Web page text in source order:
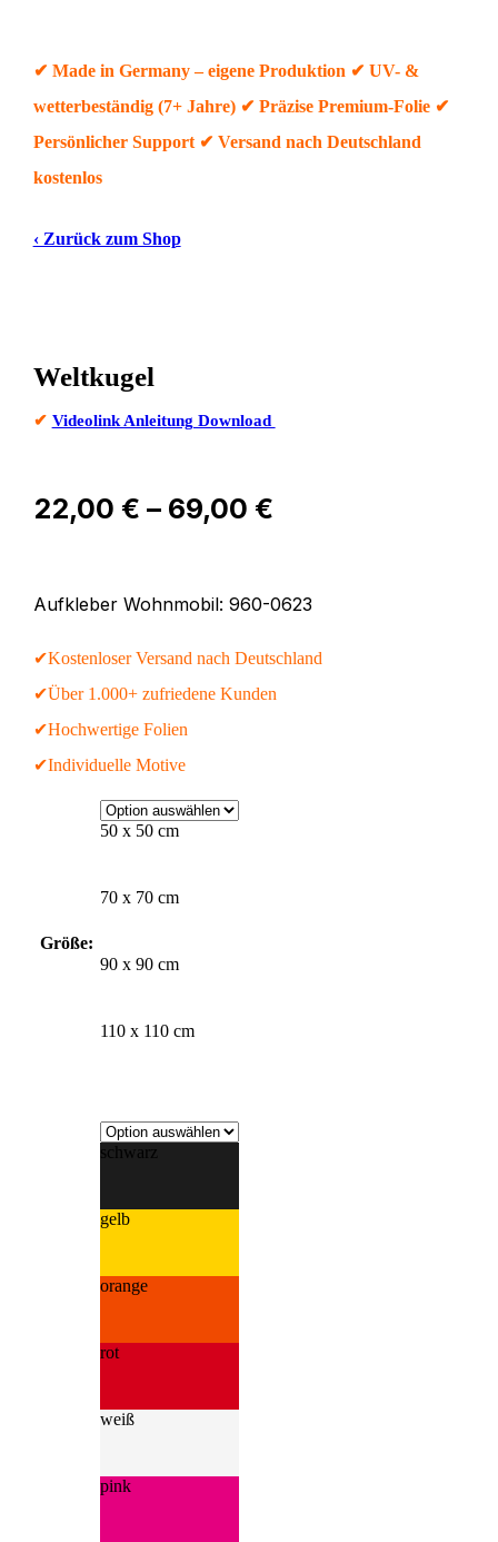
✔ Made in Germany – eigene Produktion ✔ UV- &
wetterbeständig (7+ Jahre) ✔ Präzise Premium-Folie ✔
Persönlicher Support ✔ Versand nach Deutschland
kostenlos
‹ Zurück zum Shop
Weltkugel
✔ Videolink Anleitung Download
22,00 € – 69,00 €Preisspanne:
69,00 €
Aufkleber Wohnmobil: 960-0623
✔Kostenloser Versand nach Deutschland
✔Über 1.000+ zufriedene Kunden
✔Hochwertige Folien
✔Individuelle Motive
Größe:
50 x 50 cm
70 x 70 cm
90 x 90 cm
110 x 110 cm
schwarz
gelb
orange
rot
weiß
pink